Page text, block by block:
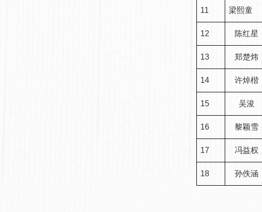
11 梁熙童
12 陈红星
13 郑楚炜
14 许焯楷
15 吴浚
16 黎颖雪
17 冯益权
18 孙佚涵